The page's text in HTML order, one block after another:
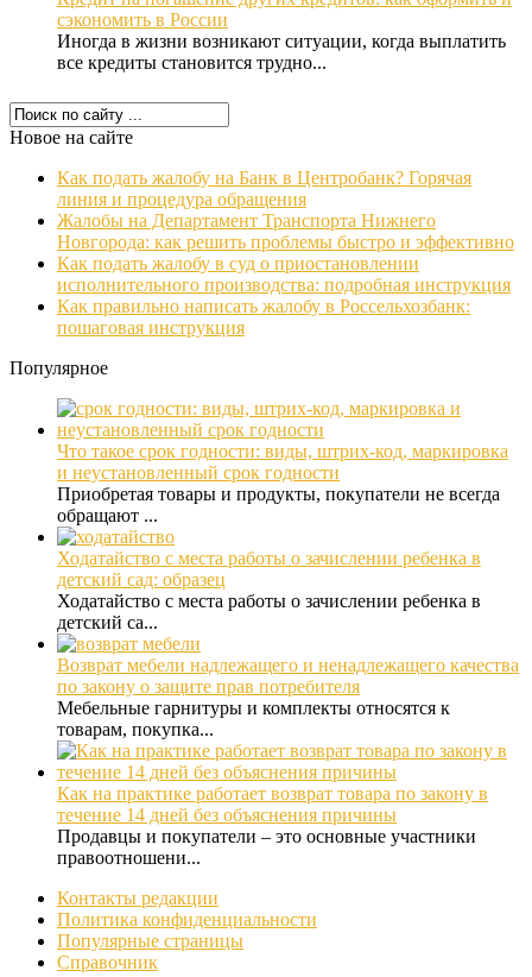
сэкономить в России
Иногда в жизни возникают ситуации, когда выплатить
все кредиты становится трудно...
Новое на сайте
Как подать жалобу на Банк в Центробанк? Горячая
линия и процедура обращения
Жалобы на Департамент Транспорта Нижнего
Новгорода: как решить проблемы быстро и эффективно
Как подать жалобу в суд о приостановлении
исполнительного производства: подробная инструкция
Как правильно написать жалобу в Россельхозбанк:
пошаговая инструкция
Популярное
Что такое срок годности: виды, штрих-код, маркировка
и неустановленный срок годности
Приобретая товары и продукты, покупатели не всегда
обращают ...
Ходатайство с места работы о зачислении ребенка в
детский сад: образец
Ходатайство с места работы о зачислении ребенка в
детский са...
Возврат мебели надлежащего и ненадлежащего качества
по закону о защите прав потребителя
Мебельные гарнитуры и комплекты относятся к
товарам, покупка...
Как на практике работает возврат товара по закону в
течение 14 дней без объяснения причины
Продавцы и покупатели – это основные участники
правоотношени...
Контакты редакции
Политика конфиденциальности
Популярные страницы
Справочник